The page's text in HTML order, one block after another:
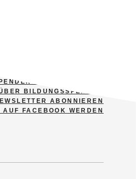
ERWERBEN
BILDUNGSSPENDER
ABONNIEREN
AUF FACEBOOK WERDEN